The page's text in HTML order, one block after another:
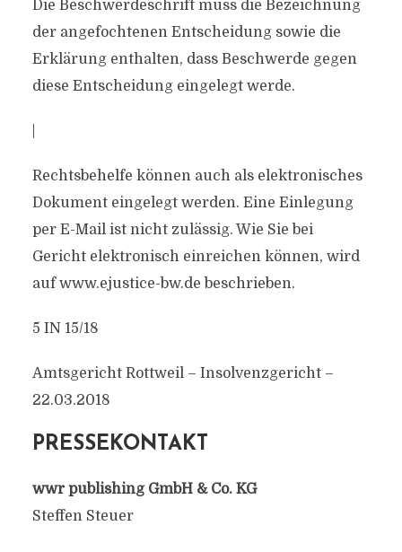
Die Beschwerdeschrift muss die Bezeichnung
der angefochtenen Entscheidung sowie die
Erklärung enthalten, dass Beschwerde gegen
diese Entscheidung eingelegt werde.
Rechtsbehelfe können auch als elektronisches
Dokument eingelegt werden. Eine Einlegung
per E-Mail ist nicht zulässig. Wie Sie bei
Gericht elektronisch einreichen können, wird
auf www.ejustice-bw.de beschrieben.
5 IN 15/18
Amtsgericht Rottweil – Insolvenzgericht –
22.03.2018
PRESSEKONTAKT
wwr publishing GmbH & Co. KG
Steffen Steuer